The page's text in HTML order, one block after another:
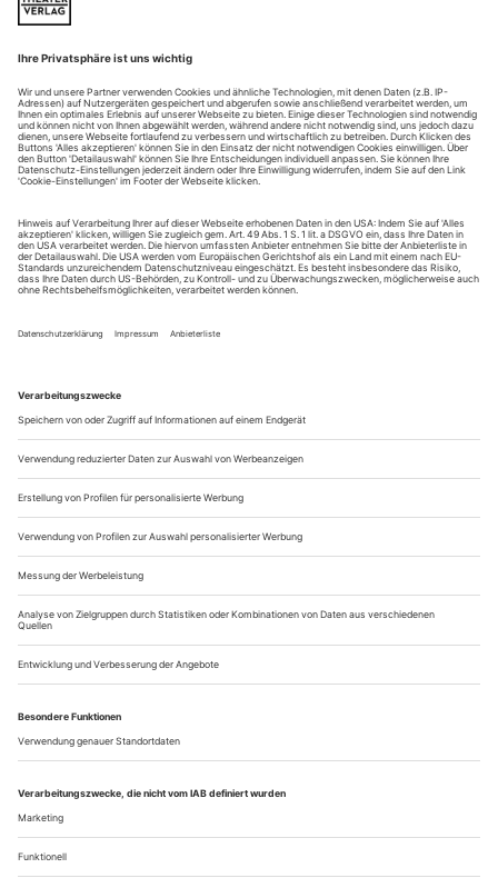
Zu den überragenden Musiknationen gehören in erster Linie
Italien, Frankreich, Deutschland und Russland – zumindest
dann, wenn man deren Bedeutung an der Zahl und
überzeitlichen Bedeutung der dort wirkenden Komponisten
ermisst. Ein überaus produktives, zumal hauptstädtisches
Musikleben in Konzert wie Oper sowie eine reiche Tradition
auch des Populären ließ (und...
Zurück von ihm!
Wagners «Tannhäuser» in Hamburg gelingt weder szenisch noch
musikalisch
Ein Mann. Er schläft. Liegt, friedlich und scheinbar
höchstmöglicher Transparenz und Trennschärfe, das Vorspiel
dieser romantischen Oper an ihm vorübergleitet. Je mehr sich
die Musik in einen rauschhaften Zustand hineinsteigert, umso
stärker wird auch der auf...
Himmelhöchstes Weltentrücken
Calixto Bieito watet in Wien durch «Tristan und Isolde»
Am Ende, als die Buhrufe über Calixto Bieito niedergingen
wie ein Platzregen, formte der spanische Regisseur mit den
Händen ein Herz in Richtung seiner Kritiker, so als wolle er
sagen: Das ist doch die Oper der alle Grenzen
überschreitenden Liebe: Wagners «Tristan und Isolde».
Direktor Bogdan Roščić hat dem Staatsopernpublikum, das
bei Neuinszenierungen generell...
Über uns Kontakt Kritikerumfrage Newsletter